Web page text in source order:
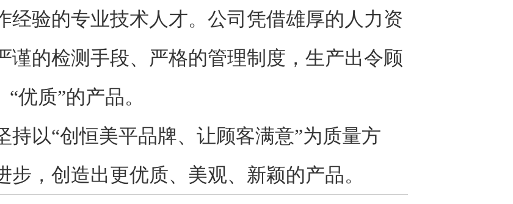
经验的专业技术人才。公司凭借雄厚的人力资
谨的检测手段、严格的管理制度，生产出令顾
优质”的产品。
以“创恒美平品牌、让顾客满意”为质量方
，创造出更优质、美观、新颖的产品。